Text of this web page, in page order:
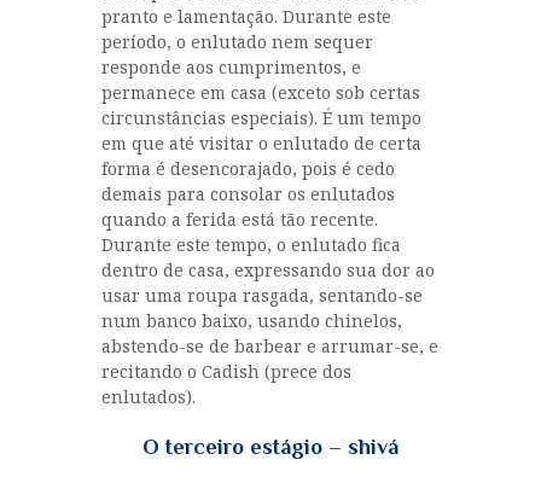
pranto e lamentação. Durante este
período, o enlutado nem sequer
responde aos cumprimentos, e
permanece em casa (exceto sob certas
circunstâncias especiais). É um tempo
em que até visitar o enlutado de certa
forma é desencorajado, pois é cedo
demais para consolar os enlutados
quando a ferida está tão recente.
Durante este tempo, o enlutado fica
dentro de casa, expressando sua dor ao
usar uma roupa rasgada, sentando-se
num banco baixo, usando chinelos,
abstendo-se de barbear e arrumar-se, e
recitando o Cadish (prece dos
enlutados).
O terceiro estágio – shivá